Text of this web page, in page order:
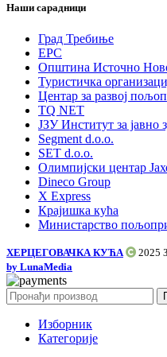
Наши сарадници
Град Требиње
ЕРС
Општина Источно
Туристичка
Центар за развој
TQ NET
ЈЗУ Институт за јавно
Segment d.o.o.
SET d.o.o.
Олимпијски центар
Dineco Group
X Express
Крајишка кућа
Министарство
ХЕРЦЕГОВАЧКА КУЋА 2025
by LunaMedia
Изборник
Категорије